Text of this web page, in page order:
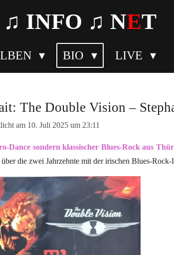
INFO ♫ NET
BIO LIVE
The Double Vision –
am 10. Juli 2025 um 23:11
Dance sondern klassischer Blues-Rock aus
über die zwei Jahrzehnte mit der irischen Blues-